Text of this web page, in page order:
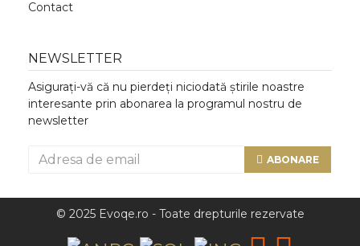
Contact
NEWSLETTER
Asigurați-vă că nu pierdeți niciodată știrile noastre
interesante prin abonarea la programul nostru de
newsletter
ABONARE
© 2025 Evoqe.ro - Toate drepturile rezervate